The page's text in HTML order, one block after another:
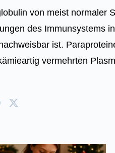
von meist normaler
des Immunsystems
ist.
vermehrten